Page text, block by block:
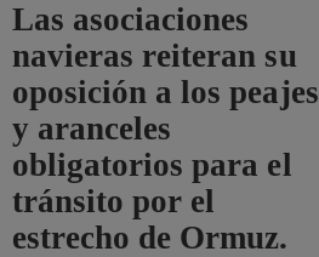
Las asociaciones
navieras reiteran su
oposición a los peajes
y aranceles
obligatorios para el
tránsito por el
estrecho de Ormuz.